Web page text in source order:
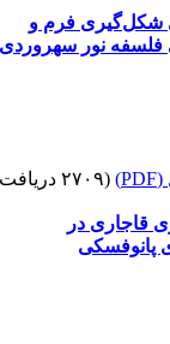
فرم و
سهروردی
در